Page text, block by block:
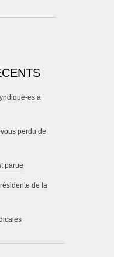
es à
perdu de
parue
de la